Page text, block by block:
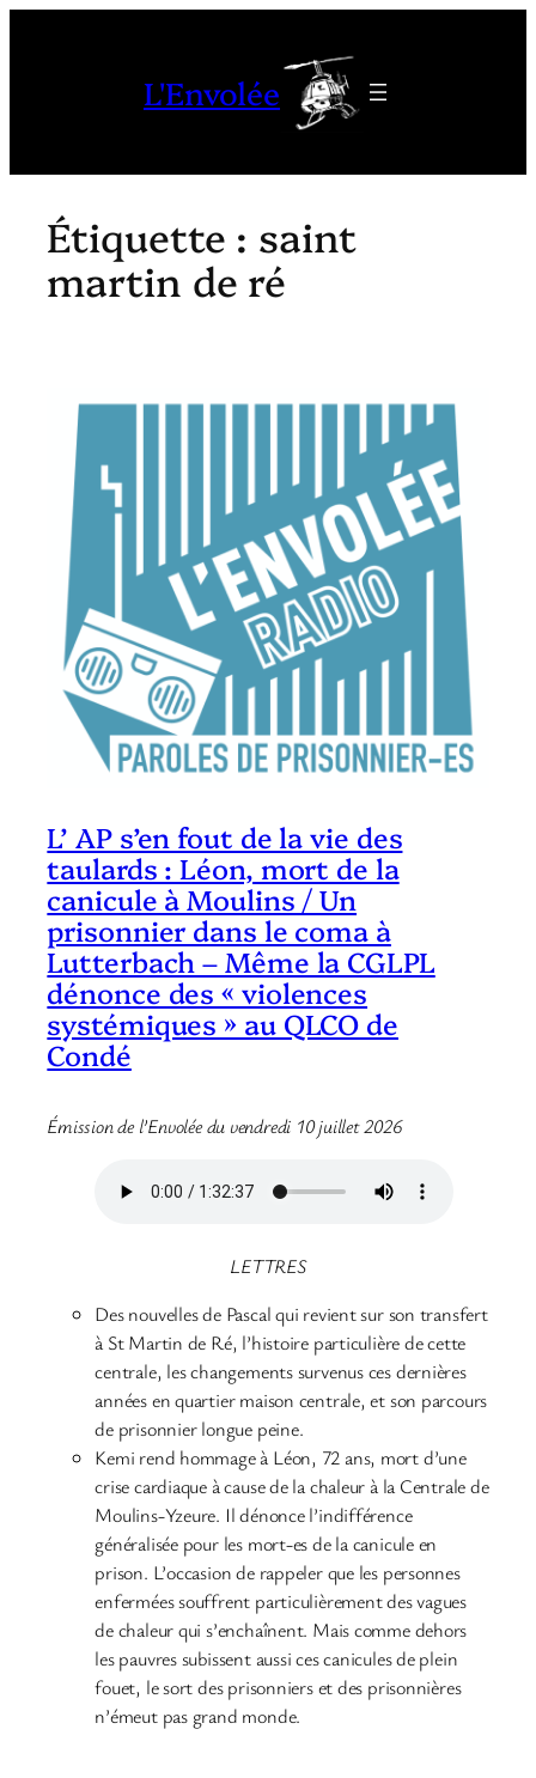
L'Envolée
Étiquette : saint
martin de ré
L’ AP s’en fout de la vie des
taulards : Léon, mort de la
canicule à Moulins / Un
prisonnier dans le coma à
Lutterbach – Même la CGLPL
dénonce des « violences
systémiques » au QLCO de
Condé
Émission de l’Envolée du vendredi 10 juillet 2026
LETTRES
Des nouvelles de Pascal qui revient sur son transfert
à St Martin de Ré, l’histoire particulière de cette
centrale, les changements survenus ces dernières
années en quartier maison centrale, et son parcours
de prisonnier longue peine.
Kemi rend hommage à Léon, 72 ans, mort d’une
crise cardiaque à cause de la chaleur à la Centrale de
Moulins-Yzeure. Il dénonce l’indifférence
généralisée pour les mort-es de la canicule en
prison. L’occasion de rappeler que les personnes
enfermées souffrent particulièrement des vagues
de chaleur qui s’enchaînent. Mais comme dehors
les pauvres subissent aussi ces canicules de plein
fouet, le sort des prisonniers et des prisonnières
n’émeut pas grand monde.